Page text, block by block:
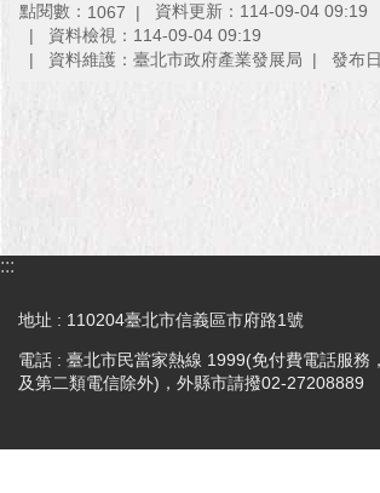
點閱數： 1067
資料更新：114-09-04 09:19
資料檢視：114-09-04 09:19
資料維護：臺北市政府產業發展局
發布
:::
地址 : 110204臺北市信義區市府路1號
電話 : 臺北市民當家熱線 1999(免付費電話服務
及第二類電信除外)，外縣市請撥02-27208889